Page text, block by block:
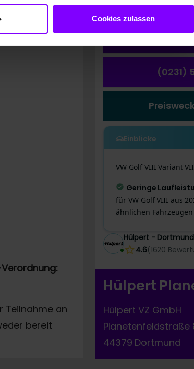
Cookies zulassen
Teilnahme an
bereit
(0231)
Einblicke
VW Golf VIII Variant VIII
Geringe
für VW Golf VIII aus
ähnlichen Fahrzeugen
Hülpert -
4.6(1620
Hülpert
Hülpert VZ GmbH
Planetenfeldstraße
44379 Dortmund